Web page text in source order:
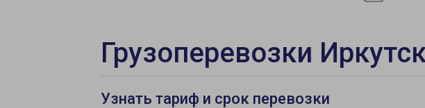
Грузоперевозки
Узнать тариф и срок перевозки